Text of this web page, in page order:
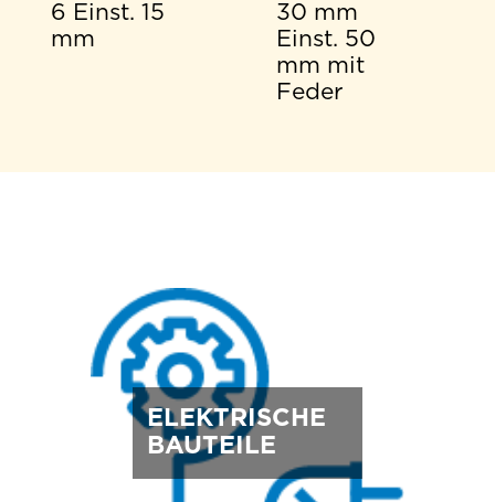
6 Einst. 15
mm
30 mm
Einst. 50
mm mit
Feder
ELEKTRISCHE
BAUTEILE